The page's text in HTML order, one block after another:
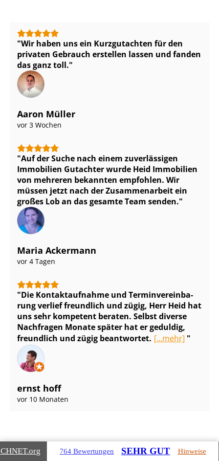
Wir haben uns ein Kurzgutachten für den
privaten Gebrauch erstellen lassen und fanden
das ganz toll.
Aaron Müller
vor 3 Wochen
Auf der Suche nach einem zuverlässigen
Immobilien Gutachter wurde Heid Immobilien
von mehreren bekannten empfohlen. Wir
müssen jetzt nach der Zusammenarbeit ein
großes Lob an das gesamte Team senden.
Maria Ackermann
vor 4 Tagen
Die Kontaktaufnahme und Ter­min­ver­ein­ba­
rung verlief freundlich und zügig, Herr Heid hat
uns sehr kompetent beraten. Selbst diverse
Nachfragen Monate später hat er geduldig,
freundlich und zügig beantwortet. [...mehr]
ernst hoff
vor 10 Monaten
.org 764 Bewertungen SEHR GUT Hinweise